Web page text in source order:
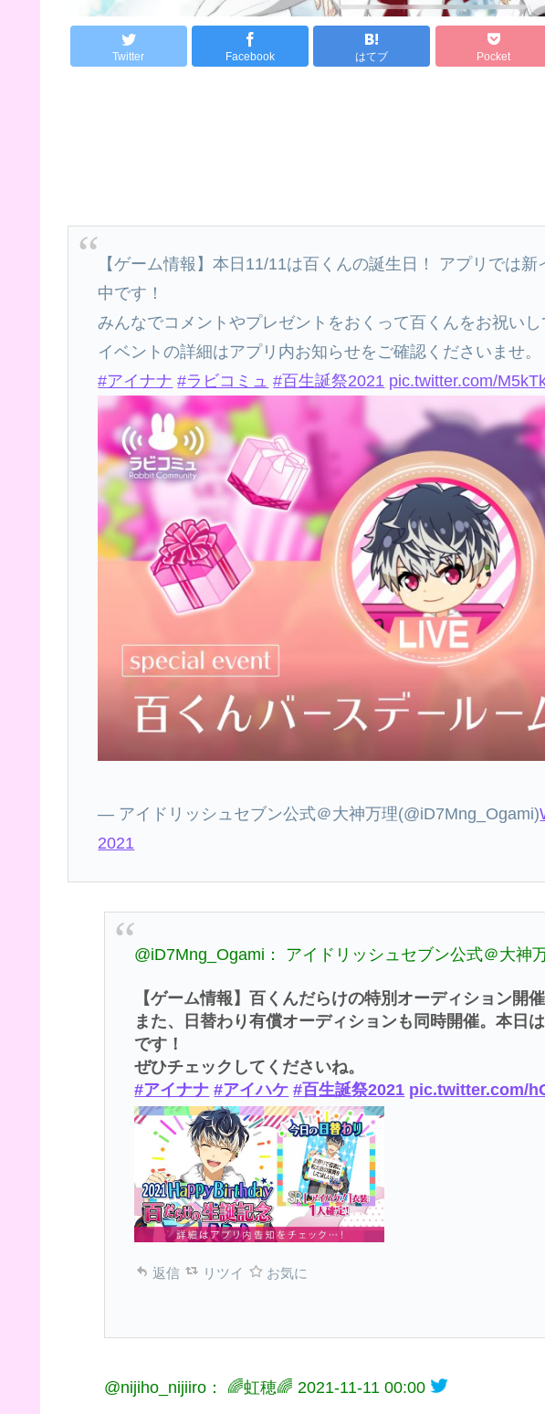
Twitter Facebook はてブ Pocket
【ゲーム情報】本日11/11は百くんの誕生日！ アプリでは
中です！
みんなでコメントやプレゼントをおくって百くんをお祝いし
イベントの詳細はアプリ内お知らせをご確認くださいませ。
#アイナナ #ラビコミュ #百生誕祭2021 pic.twitter.com/
— アイドリッシュセブン公式＠大神万理(@iD7Mng_Ogami)
2021
@iD7Mng_Ogami： アイドリッシュセブン公式＠大神
【ゲーム情報】百くんだらけの特別オーディション開催
また、日替わり有償オーディションも同時開催。本日
です！
ぜひチェックしてくださいね。
#アイナナ #アイハケ #百生誕祭2021 pic.twitter.com/
返信 リツイ お気に
@nijiho_nijiiro： 🌈虹穂🌈 2021-11-11 00:00